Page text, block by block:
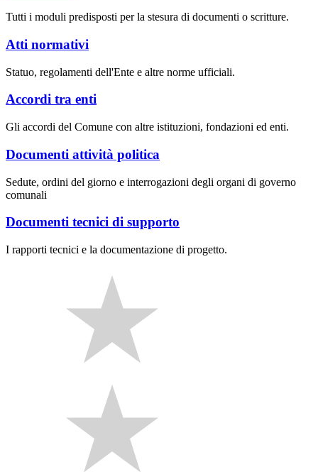
Tutti i moduli predisposti per la stesura di documenti o scritture.
Atti normativi
Statuo, regolamenti dell'Ente e altre norme ufficiali.
Accordi tra enti
Gli accordi del Comune con altre istituzioni, fondazioni ed enti.
Documenti attività politica
Sedute, ordini del giorno e interrogazioni degli organi di governo
comunali
Documenti tecnici di supporto
I rapporti tecnici e la documentazione di progetto.